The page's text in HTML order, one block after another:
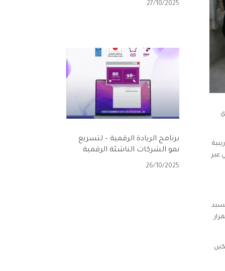
عبر
و تجسيد
27/10/2025
برنامج الريادة الرقمية – لتسريع
نمو الشركات الناشئة الرقمية
26/10/2025